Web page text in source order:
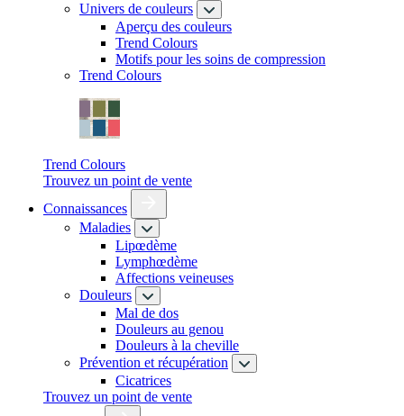
Univers de couleurs
Aperçu des couleurs
Trend Colours
Motifs pour les soins de compression
Trend Colours
Trend Colours
Trouvez un point de vente
Connaissances
Maladies
Lipœdème
Lymphœdème
Affections veineuses
Douleurs
Mal de dos
Douleurs au genou
Douleurs à la cheville
Prévention et récupération
Cicatrices
Trouvez un point de vente